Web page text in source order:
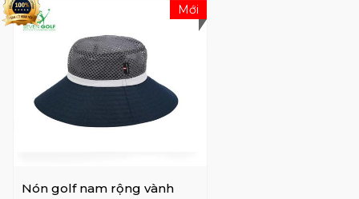
Nón golf nam rộng vành
Mới